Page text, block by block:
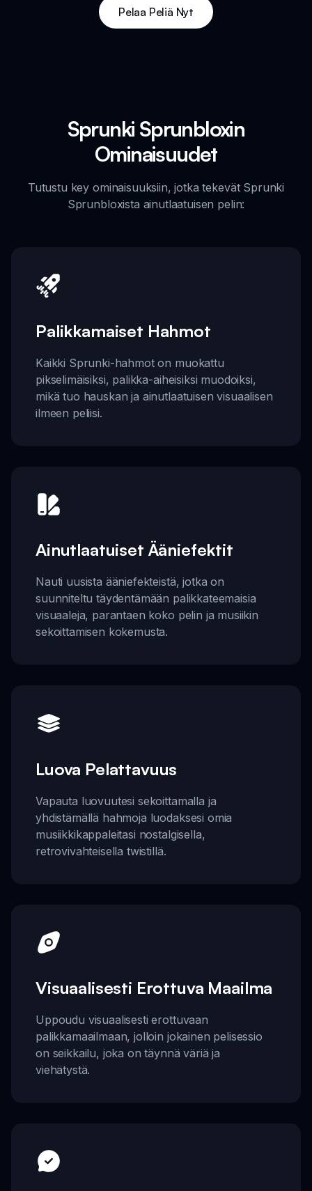
Pelaa Peliä Nyt
Sprunki Sprunbloxin
Ominaisuudet
Tutustu key ominaisuuksiin, jotka tekevät Sprunki
Sprunbloxista ainutlaatuisen pelin:
Palikkamaiset Hahmot
Kaikki Sprunki-hahmot on muokattu
pikselimäisiksi, palikka-aiheisiksi muodoiksi,
mikä tuo hauskan ja ainutlaatuisen visuaalisen
ilmeen peliisi.
Ainutlaatuiset Ääniefektit
Nauti uusista ääniefekteistä, jotka on
suunniteltu täydentämään palikkateemaisia
visuaaleja, parantaen koko pelin ja musiikin
sekoittamisen kokemusta.
Luova Pelattavuus
Vapauta luovuutesi sekoittamalla ja
yhdistämällä hahmoja luodaksesi omia
musiikkikappaleitasi nostalgisella,
retrovivahteisella twistillä.
Visuaalisesti Erottuva Maailma
Uppoudu visuaalisesti erottuvaan
palikkamaailmaan, jolloin jokainen pelisessio
on seikkailu, joka on täynnä väriä ja
viehätystä.